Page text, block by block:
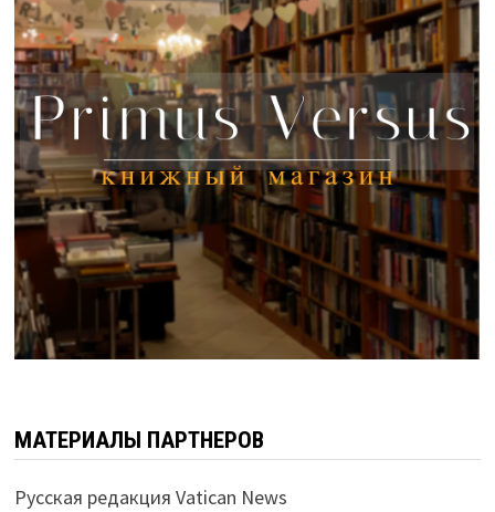
МАТЕРИАЛЫ ПАРТНЕРОВ
Русская редакция Vatican News